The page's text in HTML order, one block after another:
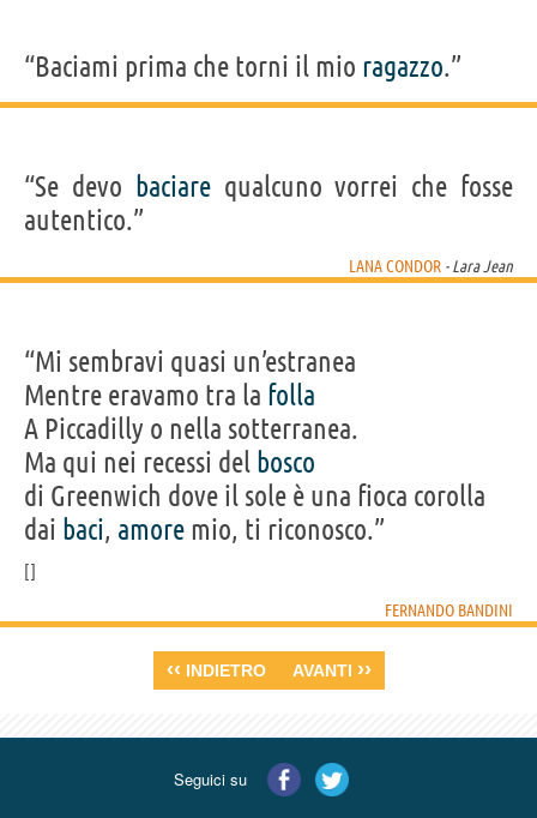
“Baciami prima che torni il mio ragazzo.”
“Se devo baciarequalcuno vorrei che fosse
autentico.”
LANA CONDOR - Lara Jean
“Mi sembravi quasi un’estranea
Mentre eravamo tra la folla
A Piccadilly o nella sotterranea.
Ma qui nei recessi del bosco
di Greenwich dove il sole è una fioca corolla
dai baci, amore mio, ti riconosco.”
FERNANDO BANDINI
‹‹ INDIETRO AVANTI ››
Seguici su